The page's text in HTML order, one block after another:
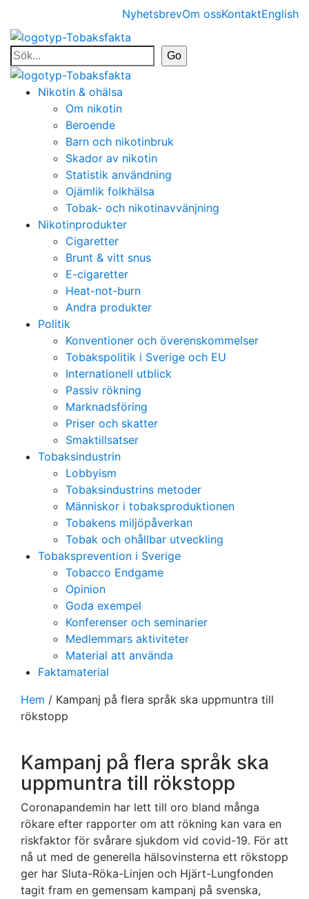
NyhetsbrevOm ossKontaktEnglish
Nikotin & ohälsa
Om nikotin
Beroende
Barn och nikotinbruk
Skador av nikotin
Statistik användning
Ojämlik folkhälsa
Tobak- och nikotinavvänjning
Nikotinprodukter
Cigaretter
Brunt & vitt snus
E-cigaretter
Heat-not-burn
Andra produkter
Politik
Konventioner och överenskommelser
Tobakspolitik i Sverige och EU
Internationell utblick
Passiv rökning
Marknadsföring
Priser och skatter
Smaktillsatser
Tobaksindustrin
Lobbyism
Tobaksindustrins metoder
Människor i tobaksproduktionen
Tobakens miljöpåverkan
Tobak och ohållbar utveckling
Tobaksprevention i Sverige
Tobacco Endgame
Opinion
Goda exempel
Konferenser och seminarier
Medlemmars aktiviteter
Material att använda
Faktamaterial
Hem / Kampanj på flera språk ska uppmuntra till
rökstopp
Kampanj på flera språk ska
uppmuntra till rökstopp
Coronapandemin har lett till oro bland många
rökare efter rapporter om att rökning kan vara en
riskfaktor för svårare sjukdom vid covid-19. För att
nå ut med de generella hälsovinsterna ett rökstopp
ger har Sluta-Röka-Linjen och Hjärt-Lungfonden
tagit fram en gemensam kampanj på svenska,